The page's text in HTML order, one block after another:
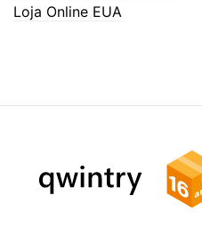
Loja Online EUA